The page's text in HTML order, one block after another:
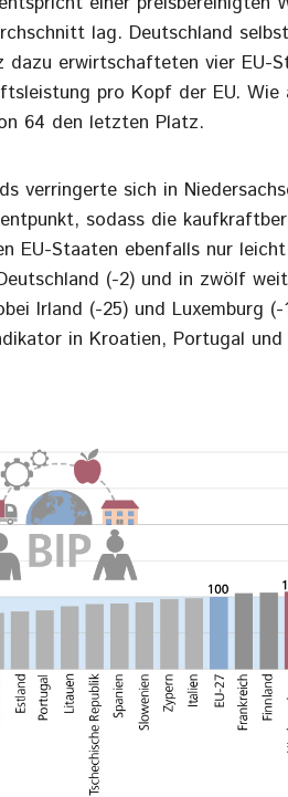
lag. Deutschland
dazu erwirtschafteten vier EU-
pro Kopf der EU. Wie
64 den letzten Platz.
verringerte sich in
sodass die
EU-Staaten ebenfalls nur
(-2) und in zwölf
Irland (-25) und Luxemburg
in Kroatien, Portugal und